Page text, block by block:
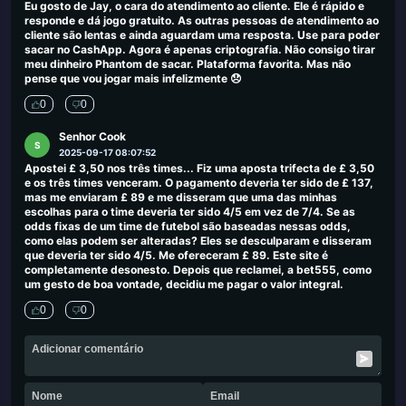
Eu gosto de Jay, o cara do atendimento ao cliente. Ele é rápido e
responde e dá jogo gratuito. As outras pessoas de atendimento ao
cliente são lentas e ainda aguardam uma resposta. Use para poder
sacar no CashApp. Agora é apenas criptografia. Não consigo tirar
meu dinheiro Phantom de sacar. Plataforma favorita. Mas não
pense que vou jogar mais infelizmente 😞
0 0
S
Senhor Cook
2025-09-17 08:07:52
Apostei £ 3,50 nos três times... Fiz uma aposta trifecta de £ 3,50
e os três times venceram. O pagamento deveria ter sido de £ 137,
mas me enviaram £ 89 e me disseram que uma das minhas
escolhas para o time deveria ter sido 4/5 em vez de 7/4. Se as
odds fixas de um time de futebol são baseadas nessas odds,
como elas podem ser alteradas? Eles se desculparam e disseram
que deveria ter sido 4/5. Me ofereceram £ 89. Este site é
completamente desonesto. Depois que reclamei, a bet555, como
um gesto de boa vontade, decidiu me pagar o valor integral.
0 0